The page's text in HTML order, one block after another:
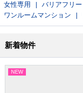
女性専用
バリアフリー
ワンルームマンション
新着物件
NEW